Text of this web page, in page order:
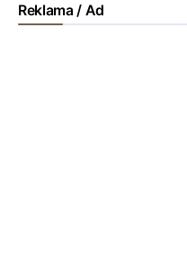
Reklama / Ad